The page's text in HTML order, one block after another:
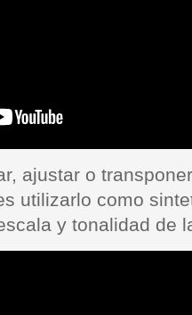
ajustar o
utilizarlo como
y tonalidad de